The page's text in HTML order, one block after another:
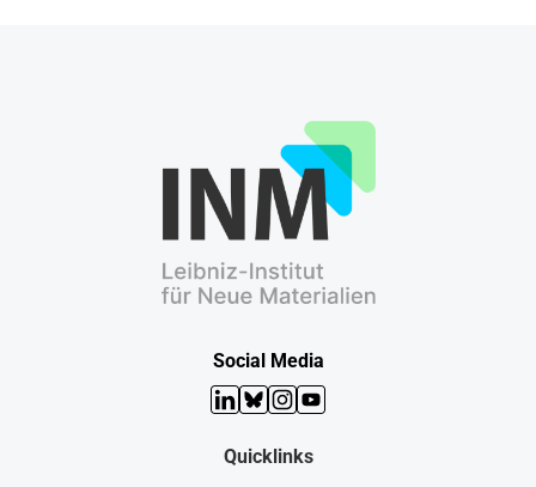
Social Media
LinkedIn
Bluesky
Instagram
YouTube
Quicklinks